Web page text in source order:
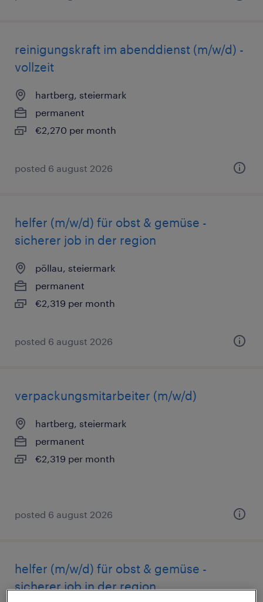
reinigungskraft im abenddienst (m/w/d) -
vollzeit
hartberg, steiermark
permanent
€2,270 per month
posted 6 august 2026
helfer (m/w/d) für obst & gemüse -
sicherer job in der region
pöllau, steiermark
permanent
€2,319 per month
posted 6 august 2026
verpackungsmitarbeiter (m/w/d)
hartberg, steiermark
permanent
€2,319 per month
posted 6 august 2026
helfer (m/w/d) für obst & gemüse -
sicherer job in der region